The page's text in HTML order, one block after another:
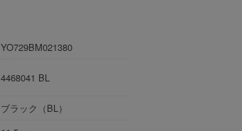
YO729BM021380
4468041 BL
ブラック（BL）